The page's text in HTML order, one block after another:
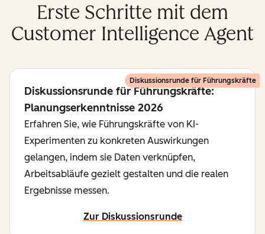
Erste Schritte mit dem
Customer Intelligence Agent
Diskussionsrunde für Führungskräfte
Diskussionsrunde für Führungskräfte:
Planungserkenntnisse 2026
Erfahren Sie, wie Führungskräfte von KI-
Experimenten zu konkreten Auswirkungen
gelangen, indem sie Daten verknüpfen,
Arbeitsabläufe gezielt gestalten und die realen
Ergebnisse messen.
Zur Diskussionsrunde